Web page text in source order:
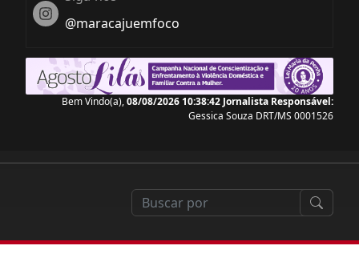
Instagram
@maracajuemfoco
Bem Vindo(a),08/08/2026 10:38:42 Jornalista Responsável:
Gessica Souza DRT/MS 0001526